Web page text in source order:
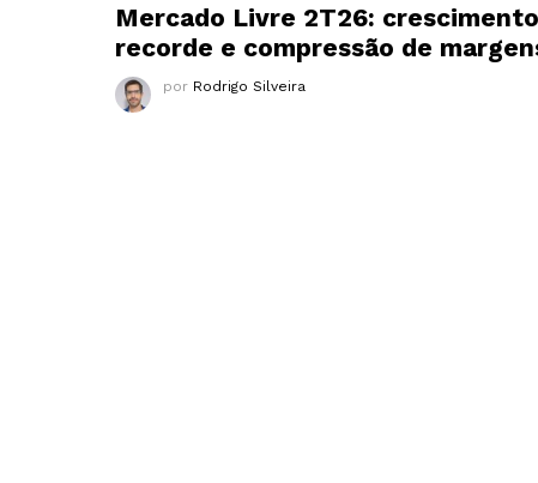
Mercado Livre 2T26: crescimento
recorde e compressão de
por Rodrigo Silveira